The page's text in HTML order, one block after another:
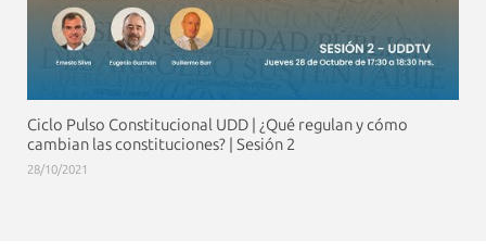
Ciclo Pulso Constitucional UDD | ¿Qué regulan y cómo
cambian las constituciones? | Sesión 2
28/10/2021